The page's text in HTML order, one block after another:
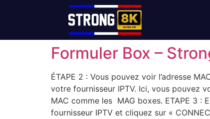
Formuler Box​ –
ÉTAPE 2 : Vous pouvez voir l’adresse
votre fournisseur IPTV. Ici, vous pouvez
MAC comme les MAG boxes. ETAPE 3 :
fournisseur IPTV et cliquez sur «